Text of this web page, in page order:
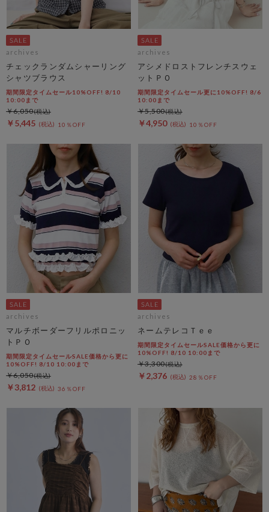
archives
チェックランダムシャーリング
シャツブラウス
期間限定タイムセール10%OFF! 8/10
10:00まで
￥5,445 10％OFF
￥6,050
archives
アシメドロストフレンチスウェ
ットＰＯ
期間限定タイムセール更に10%OFF! 8/6
10:00まで
￥4,950 10％OFF
￥5,500
archives
マルチボーダーフリルポロニッ
トＰＯ
期間限定タイムセールSALE価格から更に
10%OFF! 8/10 10:00まで
￥3,812 36％OFF
￥6,050
archives
ネームテレコＴｅｅ
期間限定タイムセールSALE価格から更に
10%OFF! 8/10 10:00まで
￥2,376 28％OFF
￥3,300